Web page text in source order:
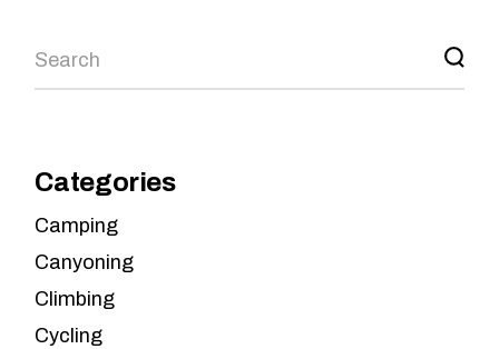
Categories
Camping
Canyoning
Climbing
Cycling